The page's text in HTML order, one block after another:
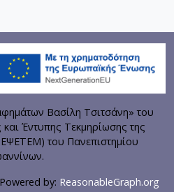
Βασίλη Τσιτσάνη» του
Έντυπης Τεκμηρίωσης της
του Πανεπιστημίου
by: ReasonableGraph.org